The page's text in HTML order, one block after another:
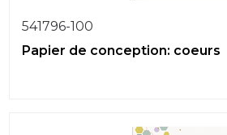
541796-100
Papier de conception: coeurs